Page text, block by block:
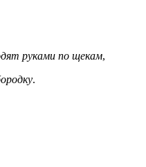
руками по щекам,
.